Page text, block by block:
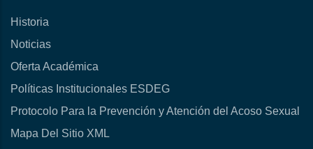
Historia
Noticias
Oferta Académica
Políticas Institucionales ESDEG
Protocolo Para la Prevención y Atención del Acoso Sexual
Mapa Del Sitio XML